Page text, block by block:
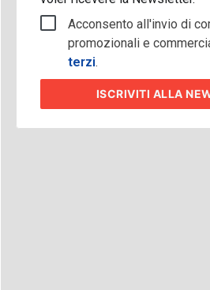
Acconsento all'invio di
promozionali e
terzi.
ISCRIVITI ALLA